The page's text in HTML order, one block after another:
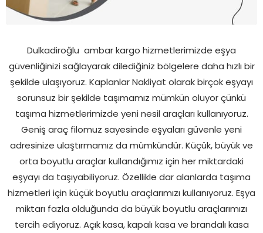
Dulkadiroğlu ambar kargo hizmetlerimizde eşya
güvenliğinizi sağlayarak dilediğiniz bölgelere daha hızlı bir
şekilde ulaşıyoruz. Kaplanlar Nakliyat olarak birçok eşyayı
sorunsuz bir şekilde taşımamız mümkün oluyor çünkü
taşıma hizmetlerimizde yeni nesil araçları kullanıyoruz.
Geniş araç filomuz sayesinde eşyaları güvenle yeni
adresinize ulaştırmamız da mümkündür. Küçük, büyük ve
orta boyutlu araçlar kullandığımız için her miktardaki
eşyayı da taşıyabiliyoruz. Özellikle dar alanlarda taşıma
hizmetleri için küçük boyutlu araçlarımızı kullanıyoruz. Eşya
miktarı fazla olduğunda da büyük boyutlu araçlarımızı
tercih ediyoruz. Açık kasa, kapalı kasa ve brandalı kasa